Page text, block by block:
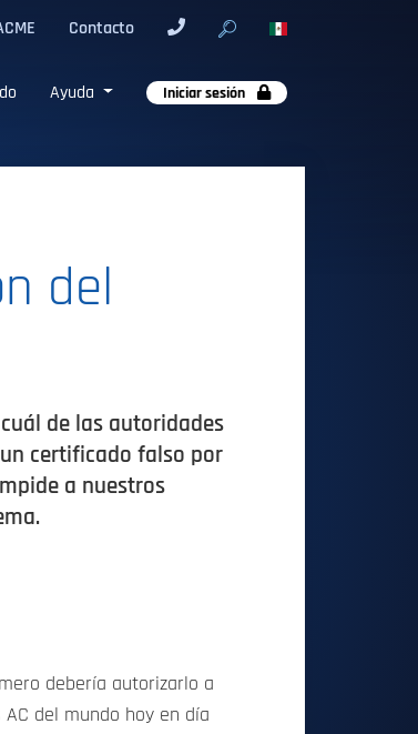
Contacto
Ayuda Iniciar sesión
del
de las autoridades
certificado falso por
a nuestros
debería autorizarlo a
del mundo hoy en día